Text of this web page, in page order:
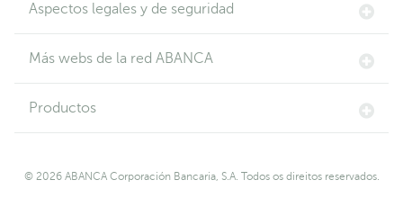
Aspectos legales y de seguridad
Más webs de la red ABANCA
Productos
© 2026 ABANCA Corporación Bancaria, S.A. Todos os direitos reservados.